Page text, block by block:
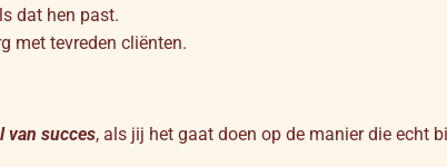
dat hen past.
met tevreden cliënten.
van succes, als jij het gaat doen op de manier die echt